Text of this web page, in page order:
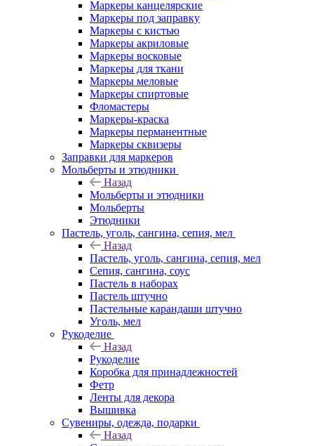
Маркеры канцелярские
Маркеры под заправку
Маркеры с кистью
Маркеры акриловые
Маркеры восковые
Маркеры для ткани
Маркеры меловые
Маркеры спиртовые
Фломастеры
Маркеры-краска
Маркеры перманентные
Маркеры сквизеры
Заправки для маркеров
Мольберты и этюдники
Назад
Мольберты и этюдники
Мольберты
Этюдники
Пастель, уголь, сангина, сепия, мел
Назад
Пастель, уголь, сангина, сепия, мел
Сепия, сангина, соус
Пастель в наборах
Пастель штучно
Пастельные карандаши штучно
Уголь, мел
Рукоделие
Назад
Рукоделие
Коробка для принадлежностей
Фетр
Ленты для декора
Вышивка
Сувениры, одежда, подарки
Назад